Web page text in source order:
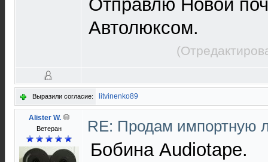
Отправлю Новой
Автолюксом.
Выразили согласие: litvinenko89
Alister W.
Ветеран RE: Продам импортную
Бобина Audiotape.